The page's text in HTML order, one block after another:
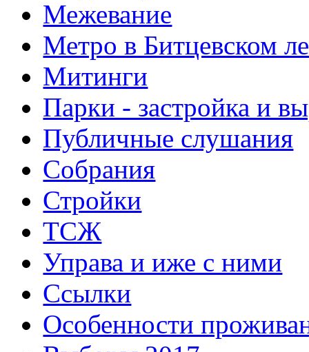
Межевание
Метро в Битцевском
Митинги
Парки - застройка и
Публичные слушания
Собрания
Стройки
ТСЖ
Управа и иже с ними
Ссылки
Особенности